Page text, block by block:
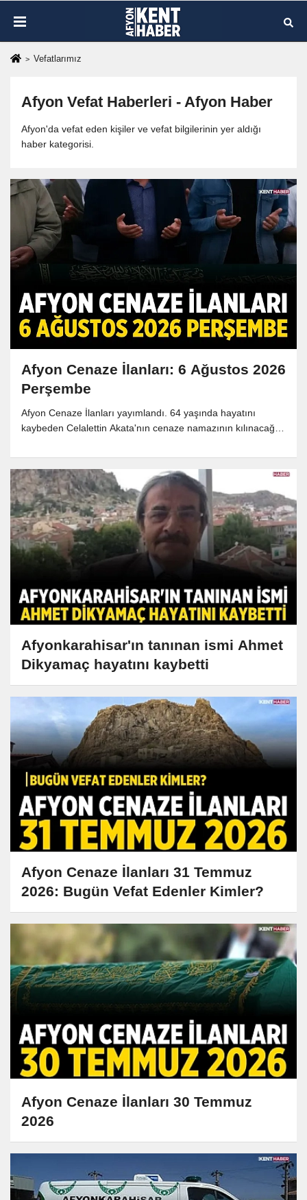
Vefatlarımız
Afyon Vefat Haberleri - Afyon Haber
Afyon'da vefat eden kişiler ve vefat bilgilerinin yer aldığı
haber kategorisi.
Afyon Cenaze İlanları: 6 Ağustos 2026
Perşembe
Afyon Cenaze İlanları yayımlandı. 64 yaşında hayatını
kaybeden Celalettin Akata'nın cenaze namazının kılınacağı
Afyonkarahisar'ın tanınan ismi Ahmet
Dikyamaç hayatını kaybetti
Afyon Cenaze İlanları 31 Temmuz
2026: Bugün Vefat Edenler Kimler?
Afyon Cenaze İlanları 30 Temmuz
2026